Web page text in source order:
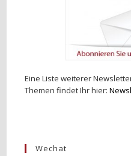
Eine Liste weiterer
Themen findet Ihr hier:
Wechat